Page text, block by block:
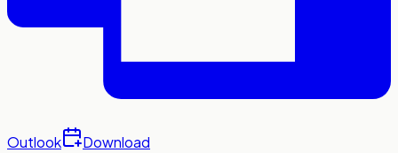
Outlook
Download